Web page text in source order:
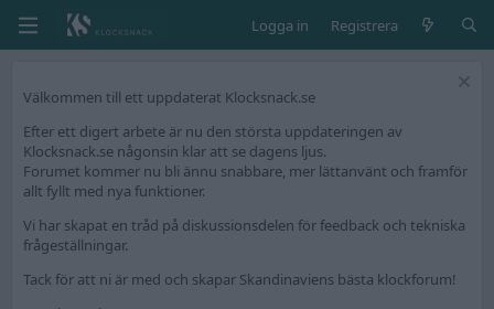
Logga in Registrera
Välkommen till ett uppdaterat Klocksnack.se
Efter ett digert arbete är nu den största uppdateringen av
Klocksnack.se någonsin klar att se dagens ljus.
Forumet kommer nu bli ännu snabbare, mer lättanvänt och framför
allt fyllt med nya funktioner.
Vi har skapat en tråd på diskussionsdelen för feedback och tekniska
frågeställningar.
Tack för att ni är med och skapar Skandinaviens bästa klockforum!